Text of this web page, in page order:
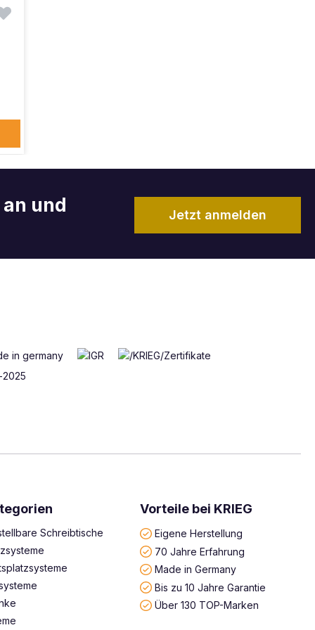
und Jetzt anmelden
Schreibtische
Vorteile bei KRIEG
Eigene Herstellung
70 Jahre Erfahrung
Made in Germany
Bis zu 10 Jahre Garantie
Über 130 TOP-Marken